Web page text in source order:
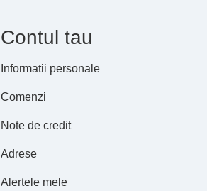
Contul tau
Informatii personale
Comenzi
Note de credit
Adrese
Alertele mele